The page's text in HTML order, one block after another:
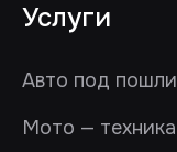
Услуги
Авто под
Мото — техника